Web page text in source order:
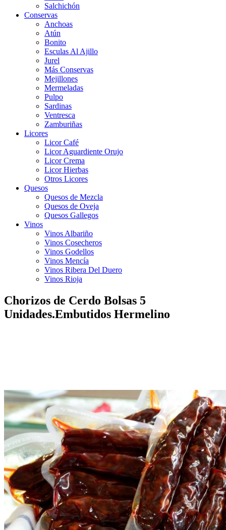
Salchichón
Conservas
Anchoas
Atún
Bonito
Esculas Al Ajillo
Jurel
Más Conservas
Mejillones
Mermeladas
Pulpo
Sardinas
Ventresca
Zamburiñas
Licores
Licor Café
Licor Aguardiente Orujo
Licor Crema
Licor Hierbas
Otros Licores
Quesos
Quesos de Mezcla
Quesos de Oveja
Quesos Gallegos
Vinos
Vinos Albariño
Vinos Cosecheros
Vinos Godellos
Vinos Mencía
Vinos Ribera Del Duero
Vinos Rioja
Chorizos de Cerdo Bolsas 5
Unidades.Embutidos Hermelino